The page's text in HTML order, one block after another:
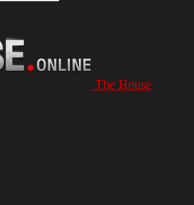
The House